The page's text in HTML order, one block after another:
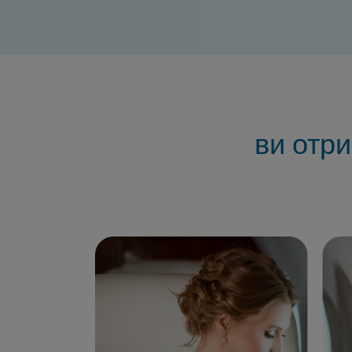
ви
обрали нас тому, що ми Veritas
тому що нашим клієнтам